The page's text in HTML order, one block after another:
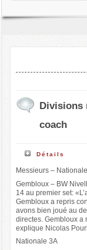
Divisions
coach
Détails
Messieurs –
Gembloux – BW
14 au premier set:
Gembloux a repris
avons bien joué au
directes. Gembloux a
explique Nicolas
Nationale 3A